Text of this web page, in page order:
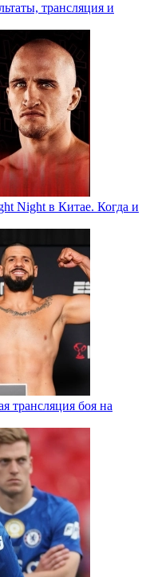
трансляция и
Night в Китае. Когда и
трансляция боя на